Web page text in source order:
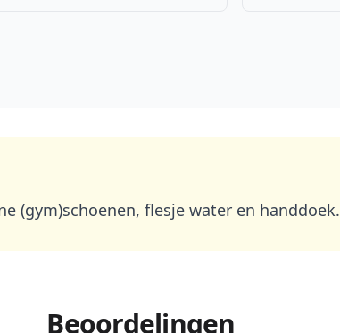
(gym)schoenen, flesje water en handdoek.
Beoordelingen